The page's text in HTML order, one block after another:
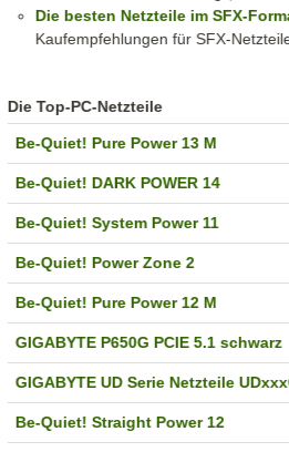
Die besten Netzteile im SFX-
Kaufempfehlungen für SFX-
Die Top-PC-Netzteile
Be-Quiet! Pure Power 13 M
Be-Quiet! DARK POWER 14
Be-Quiet! System Power 11
Be-Quiet! Power Zone 2
Be-Quiet! Pure Power 12 M
GIGABYTE P650G PCIE 5.1 schwarz
GIGABYTE UD Serie Netzteile
Be-Quiet! Straight Power 12